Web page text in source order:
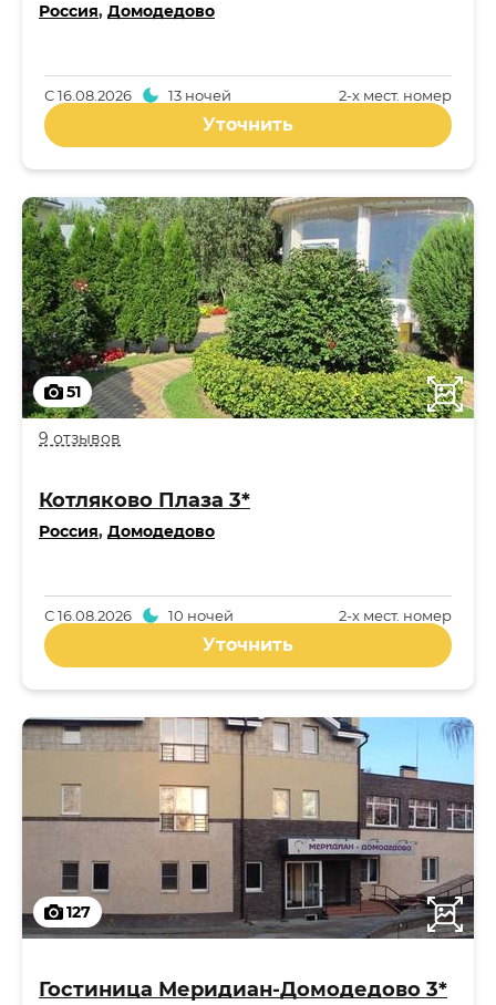
Россия, Домодедово
2-x мест. номер
С16.08.2026 13 ночей
Уточнить
51
9 отзывов
Котляково Плаза 3*
Россия, Домодедово
2-x мест. номер
С16.08.2026 10 ночей
Уточнить
127
Гостиница Меридиан-Домодедово 3*